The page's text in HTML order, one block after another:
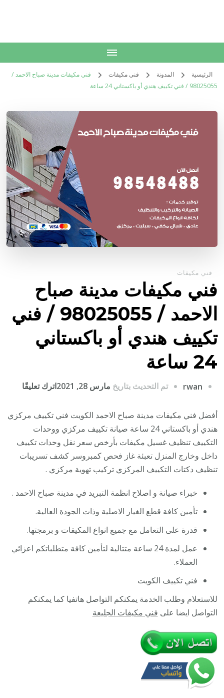
الرئيسية المدونة فني مكيفات
فني مكيفات مدينة صباح الاحمد /
98025055 / فني تكييف هندي أو باكستاني 24 ساعة
فني مكيفات
فني مكيفات مدينة صباح
الاحمد / 98025055 / فني
تكييف هندي أو باكستاني
24 ساعة
rwan تم التحديث بتاريخ مارس 28, 2021 اترك تعليقًا
صباح
/
أو
أفضل فني مكيفات مدينة صباح الاحمد الكويت فني تكييف مركزي
هندي أو باكستاني 24 ساعة صيانة تكييف مركزي ووحدات
التكييف تنظيف غسيل مكيفات بأرخص سعر نقل وحدات تكييف
داخل وخارج المنزل تعبئة غاز فحص كمبروسر كشف تسريبات
تنظيف دكتات التكييف المركزي تركيب تهوية مركزي .
خبراء صيانة و اصلاح انظمة التبريد في مدينة صباح الاحمد .
تأمين كافة قطع الغيار الاصلية وذات الجودة العالية.
قدرة على التعامل مع جميع انواع المكيفات و برمجتها.
عمل لمدة 24 ساعة متتالية لتأمين كافة متطلباتكم اعزائي
العملاء.
فني تكييف الكويت
للاستعلام وطلب الخدمة يمكنكم التواصل هاتفيا كما يمكنكم
التواصل ايضا على فني مكيفات الجليعة